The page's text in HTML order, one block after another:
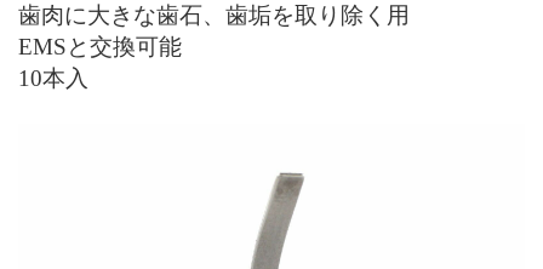
歯肉に大きな歯石、歯垢を取り除く用
EMSと交換可能
10本入